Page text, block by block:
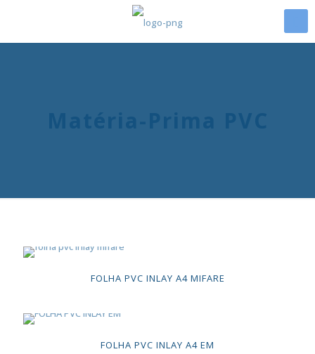
FOLHA PVC INLAY A4 MIFARE
FOLHA PVC INLAY A4 EM